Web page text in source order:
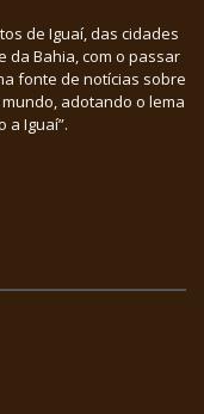
de Iguaí, das cidades
da Bahia, com o passar
fonte de notícias sobre
adotando o lema
a Iguaí”.